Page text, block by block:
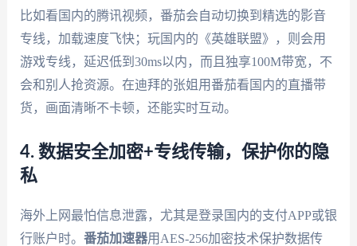
比如看国内的腾讯视频，番茄会自动切换到精选的影音
专线，加载速度飞快；玩国内的《英雄联盟》，则会用
游戏专线，延迟低到30ms以内，而且独享100M带宽，不
会和别人抢资源。在迪拜的张姐用番茄看国内的直播带
货，画面清晰不卡顿，还能实时互动。
4. 数据安全加密+专线传输，保护你的隐
私
海外上网最怕信息泄露，尤其是登录国内的支付APP或银
行账户时。 番茄加速器用AES-256加密技术保护数据传